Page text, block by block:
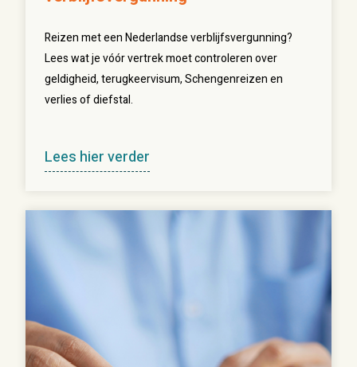
Reizen met een Nederlandse verblijfsvergunning?
Lees wat je vóór vertrek moet controleren over
geldigheid, terugkeervisum, Schengenreizen en
verlies of diefstal.
Lees hier verder